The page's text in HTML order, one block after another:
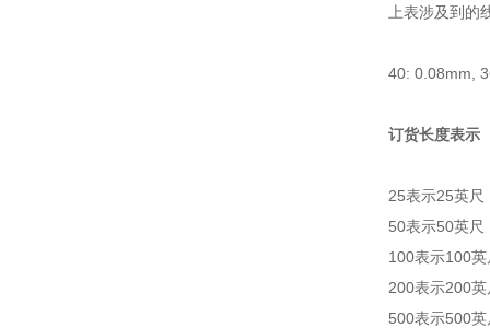
上表涉及到
40: 0.08mm,
订货长度表示
25表示25英尺
50表示50英尺
100表示100
200表示200
500表示500